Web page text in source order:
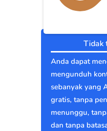
Tidak
Anda dapat
mengunduh
sebanyak yang
gratis, tanpa
menunggu,
dan tanpa